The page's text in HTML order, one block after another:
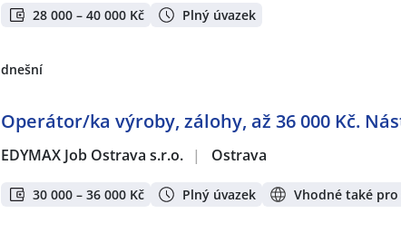
28 000 – 40 000 Kč Plný úvazek
dnešní
Operátor/ka výroby, zálohy, až 36 000 Kč.
EDYMAX Job Ostrava s.r.o. | Ostrava
30 000 – 36 000 Kč Plný úvazek Vhodné také pro